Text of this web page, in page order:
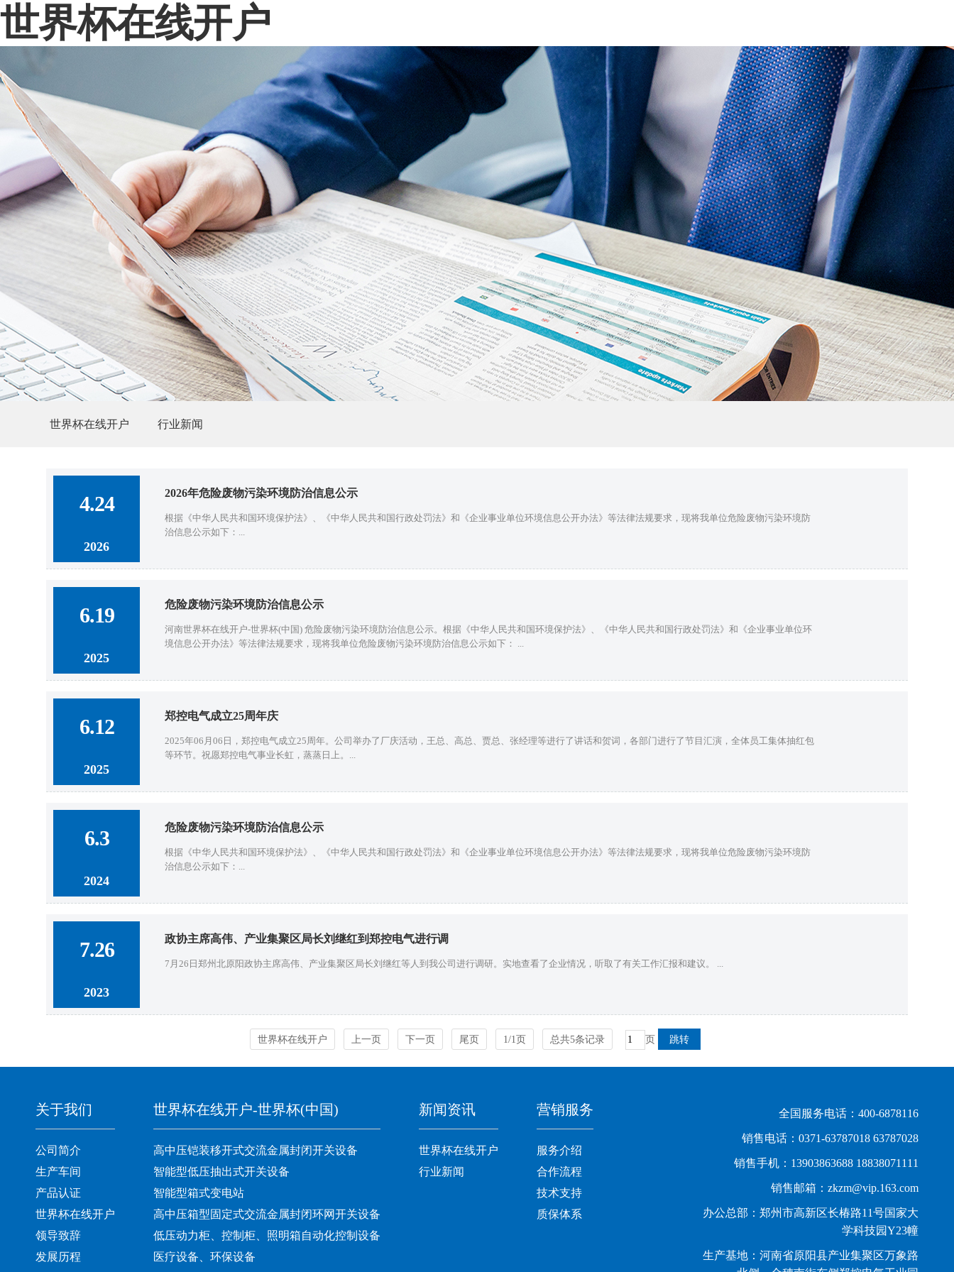
世界杯在线开户
世界杯在线开户 行业新闻
4.24
2026
2026年危险废物污染环境防治信息公示
根据《中华人民共和国环境保护法》、《中华人民共和国行政处罚法》和《企业事业单位环境信息公开办法》等法律法规要求，现将我单位危险废物污染环境防
治信息公示如下：...
6.19
2025
危险废物污染环境防治信息公示
河南世界杯在线开户-世界杯(中国) 危险废物污染环境防治信息公示。根据《中华人民共和国环境保护法》、《中华人民共和国行政处罚法》和《企业事业单位环
境信息公开办法》等法律法规要求，现将我单位危险废物污染环境防治信息公示如下： ...
6.12
2025
郑控电气成立25周年庆
2025年06月06日，郑控电气成立25周年。公司举办了厂庆活动，王总、高总、贾总、张经理等进行了讲话和贺词，各部门进行了节目汇演，全体员工集体抽红包
等环节。祝愿郑控电气事业长虹，蒸蒸日上。...
6.3
2024
危险废物污染环境防治信息公示
根据《中华人民共和国环境保护法》、《中华人民共和国行政处罚法》和《企业事业单位环境信息公开办法》等法律法规要求，现将我单位危险废物污染环境防
治信息公示如下：...
7.26
2023
政协主席高伟、产业集聚区局长刘继红到郑控电气进行调
7月26日郑州北原阳政协主席高伟、产业集聚区局长刘继红等人到我公司进行调研。实地查看了企业情况，听取了有关工作汇报和建议。 ...
世界杯在线开户 上一页 下一页 尾页 1/1页 总共5条记录 页
关于我们
公司简介
生产车间
产品认证
世界杯在线开户
领导致辞
发展历程
世界杯在线开户-世界杯(中国)
高中压铠装移开式交流金属封闭开关设备
智能型低压抽出式开关设备
智能型箱式变电站
高中压箱型固定式交流金属封闭环网开关设备
低压动力柜、控制柜、照明箱自动化控制设备
医疗设备、环保设备
新闻资讯
世界杯在线开户
行业新闻
营销服务
服务介绍
合作流程
技术支持
质保体系
全国服务电话：400-6878116
销售电话：0371-63787018 63787028
销售手机：13903863688 18838071111
销售邮箱：zkzm@vip.163.com
办公总部：郑州市高新区长椿路11号国家大
学科技园Y23幢
生产基地：河南省原阳县产业集聚区万象路